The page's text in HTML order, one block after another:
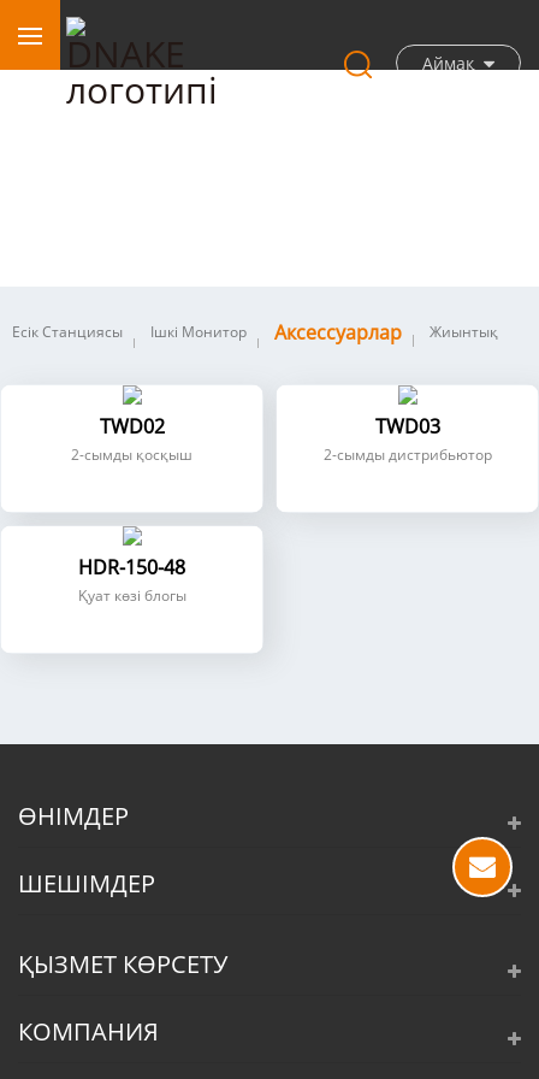
Аймақ
Есік Станциясы Ішкі Монитор Аксессуарлар Жиынтық
TWD02
2-сымды қосқыш
TWD03
2-сымды дистрибьютор
HDR-150-48
Қуат көзі блогы
ӨНІМДЕР
ШЕШІМДЕР
ҚЫЗМЕТ КӨРСЕТУ
КОМПАНИЯ